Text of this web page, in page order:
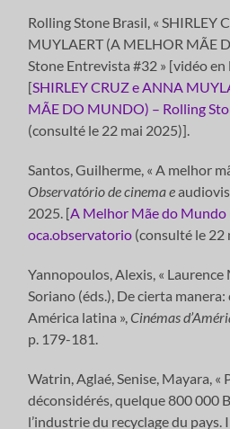
Rolling Stone Brasil, « SHIRLEY
MUYLAERT (A MELHOR MÃE
Stone Entrevista #32 » [vidéo
[SHIRLEY CRUZ e ANNA
MÃE DO MUNDO) – Rolling
(consulté le 22 mai 2025)].
Santos, Guilherme, « A melhor
Observatório de cinema e
2025. [A Melhor Mãe do Mundo
oca.observatorio (consulté le 22
Yannopoulos, Alexis, «
Soriano (éds.), De cierta manera:
América latina »,Cinémas
p. 179-181.
Watrin, Aglaé, Senise, Mayara, «
déconsidérés, quelque 800 000
l’industrie du recyclage du